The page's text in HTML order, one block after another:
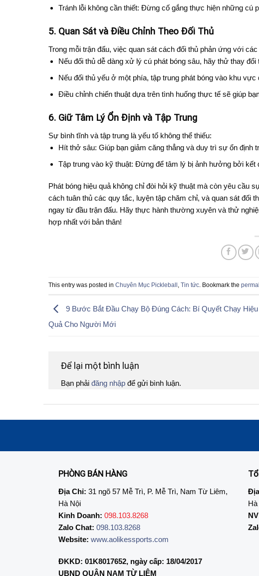
Tránh lỗi không cần thiết: Đừng cố gắng thực hiện những cú
5. Quan Sát và Điều Chỉnh Theo Đối Thủ
Trong mỗi trận đấu, việc quan sát cách đối thủ phản ứng với
Nếu đối thủ dễ dàng xử lý cú phát bóng sâu, hãy thử thay
Nếu đối thủ yếu ở một phía, tập trung phát bóng vào khu vực
Điều chỉnh chiến thuật dựa trên tình huống thực tế sẽ giúp
6. Giữ Tâm Lý Ổn Định và Tập Trung
Sự bình tĩnh và tập trung là yếu tố không thể thiếu:
Hít thở sâu: Giúp bạn giảm căng thẳng và duy trì sự ổn định
Tập trung vào kỹ thuật: Đừng để tâm lý bị ảnh hưởng bởi kết
Phát bóng hiệu quả không chỉ đòi hỏi kỹ thuật mà còn yêu cầu
cách tuân thủ các quy tắc, luyện tập chăm chỉ, và quan sát đối
ngay từ đầu trận đấu. Hãy thực hành thường xuyên và thử
hợp nhất với bản thân!
This entry was posted in Chuyên Mục Pickleball , Tin tức. Bookmark the
9 Bước Bắt Đầu Chạy Bộ Đúng Cách: Bí Quyết Chạy Hiệu
Quả Cho Người Mới
Để lại một bình luận
Bạn phải đăng nhập để gửi bình luận.
PHÒNG BÁN HÀNG
Địa Chỉ: 31 ngõ 57 Mễ Trì, P. Mễ Trì, Nam Từ Liêm,
Hà Nội
Kinh Doanh: 098.103.8268
Zalo Chat: 098.103.8268
Website: www.aolikessports.com
ĐKKD: 01K8017652, ngày cấp: 18/04/2017
UBND QUẬN NAM TỪ LIÊM